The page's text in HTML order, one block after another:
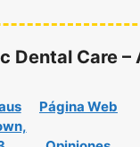
Dental Care –
Página Web